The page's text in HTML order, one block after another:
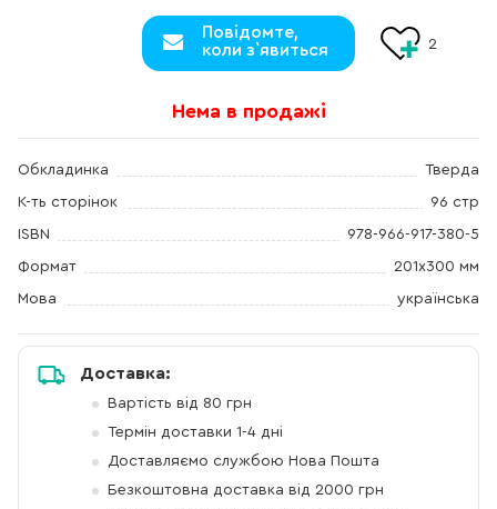
Повідомте,
коли з`явиться
2
Нема в продажі
Обкладинка Тверда
К-ть сторінок 96 стр
ISBN 978-966-917-380-5
Формат 201х300 мм
Мова українська
Доставка:
Вартість від 80 грн
Термін доставки 1-4 дні
Доставляємо службою Нова Пошта
Безкоштовна доставка від 2000 грн